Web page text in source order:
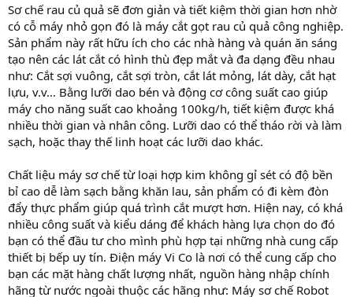
Sơ chế rau củ quả sẽ đơn giản và tiết kiệm thời gian hơn nhờ
có cỗ máy nhỏ gọn đó là máy cắt gọt rau củ quả công nghiệp.
Sản phẩm này rất hữu ích cho các nhà hàng và quán ăn sáng
tạo nên các lát cắt có hình thù đẹp mắt và đa dạng đều nhau
như: Cắt sợi vuông, cắt sợi tròn, cắt lát mỏng, lát dày, cắt hạt
lựu, v.v… Bằng lưỡi dao bén và động cơ công suất cao giúp
máy cho năng suất cao khoảng 100kg/h, tiết kiệm được khá
nhiều thời gian và nhân công. Lưỡi dao có thể tháo rời và làm
sạch, hoặc thay thế linh hoạt các lưỡi dao khác.
Chất liệu máy sơ chế từ loại hợp kim không gỉ sét có độ bền
bỉ cao dễ làm sạch bằng khăn lau, sản phẩm có đi kèm đòn
đẩy thực phẩm giúp quá trình cắt mượt hơn. Hiện nay, có khá
nhiều công suất và kiểu dáng để khách hàng lựa chọn do đó
bạn có thể đầu tư cho mình phù hợp tại những nhà cung cấp
thiết bị bếp uy tín. Điện máy Vi Co là nơi có thể cung cấp cho
bạn các mặt hàng chất lượng nhất, nguồn hàng nhập chính
hãng từ nước ngoài thuộc các hãng như: Máy sơ chế Robot